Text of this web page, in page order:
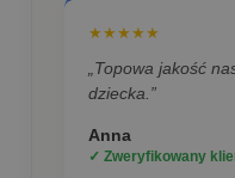
★★★★★
„Topowa jakość
dziecka.”
Anna
✓ Zweryfikowany